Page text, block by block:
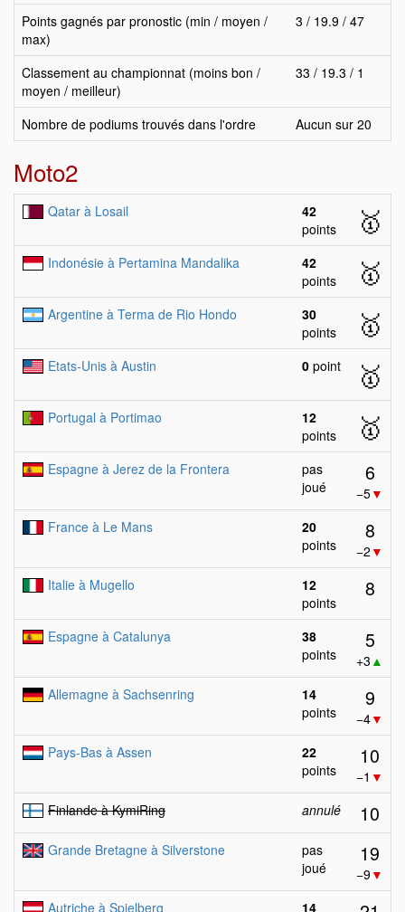
Points gagnés par pronostic (min / moyen /
max)
3 / 19.9 / 47
Classement au championnat (moins bon /
moyen / meilleur)
33 / 19.3 / 1
Nombre de podiums trouvés dans l'ordre Aucun sur 20
Moto2
Qatar à Losail
42
points
🥇
Indonésie à Pertamina Mandalika
42
points
🥇
Argentine à Terma de Rio Hondo
30
points
🥇
Etats-Unis à Austin 0 point 🥇
Portugal à Portimao
12
points
🥇
Espagne à Jerez de la Frontera
pas
joué
6
−5▼
France à Le Mans
20
points
8
−2 ▼
Italie à Mugello
12
points
8
Espagne à Catalunya
38
points
5
+3 ▲
Allemagne à Sachsenring
14
points
9
−4▼
Pays-Bas à Assen
22
points
10
−1 ▼
Finlande à KymiRing
annulé 10
Grande Bretagne à Silverstone
pas
joué
19
−9▼
Autriche à Spielberg
14